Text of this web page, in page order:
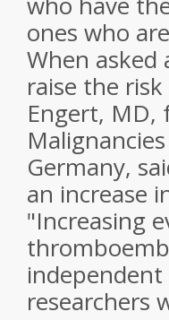
ones who
When asked
raise the
Engert, MD,
Germany,
an increase
"Increasing
researchers